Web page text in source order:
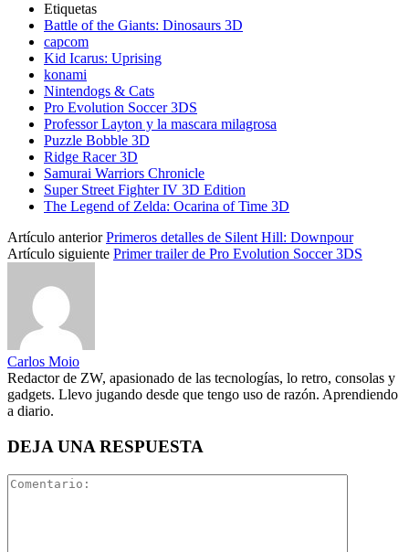
Etiquetas
Battle of the Giants: Dinosaurs 3D
capcom
Kid Icarus: Uprising
konami
Nintendogs & Cats
Pro Evolution Soccer 3DS
Professor Layton y la mascara milagrosa
Puzzle Bobble 3D
Ridge Racer 3D
Samurai Warriors Chronicle
Super Street Fighter IV 3D Edition
The Legend of Zelda: Ocarina of Time 3D
Artículo anterior Primeros detalles de Silent Hill: Downpour
Artículo siguiente Primer trailer de Pro Evolution Soccer 3DS
Carlos Moio
Redactor de ZW, apasionado de las tecnologías, lo retro, consolas y
gadgets. Llevo jugando desde que tengo uso de razón. Aprendiendo
a diario.
DEJA UNA RESPUESTA